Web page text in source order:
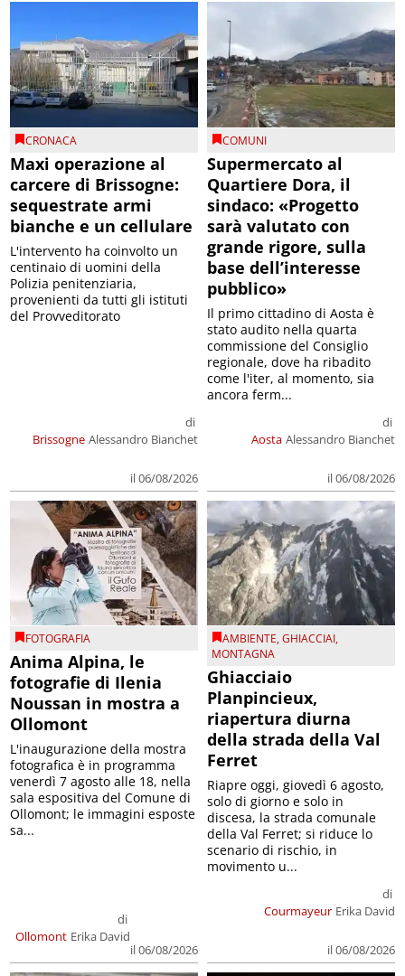
CRONACA
Maxi operazione al
carcere di Brissogne:
sequestrate armi
bianche e un cellulare
Brissogne
di
Alessandro Bianchet
il 06/08/2026
L'intervento ha coinvolto un
centinaio di uomini della
Polizia penitenziaria,
provenienti da tutti gli istituti
del Provveditorato
COMUNI
Supermercato al
Quartiere Dora, il
sindaco: «Progetto
sarà valutato con
grande rigore, sulla
base dell’interesse
pubblico»
Aosta
di
Alessandro Bianchet
il 06/08/2026
Il primo cittadino di Aosta è
stato audito nella quarta
commissione del Consiglio
regionale, dove ha ribadito
come l'iter, al momento, sia
ancora ferm...
FOTOGRAFIA
Anima Alpina, le
fotografie di Ilenia
Noussan in mostra a
Ollomont
Ollomont
di
Erika David
il 06/08/2026
L'inaugurazione della mostra
fotografica è in programma
venerdì 7 agosto alle 18, nella
sala espositiva del Comune di
Ollomont; le immagini esposte
sa...
AMBIENTE,GHIACCIAI,
MONTAGNA
Ghiacciaio
Planpincieux,
riapertura diurna
della strada della Val
Ferret
Courmayeur
di
Erika David
il 06/08/2026
Riapre oggi, giovedì 6 agosto,
solo di giorno e solo in
discesa, la strada comunale
della Val Ferret; si riduce lo
scenario di rischio, in
movimento u...